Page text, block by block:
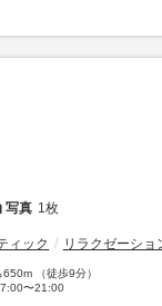
写真 1枚
ィック リラクゼーショ
（徒歩9分）
〜21:00